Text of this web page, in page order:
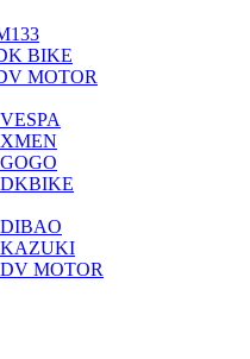
BIKE
MOTOR
MOTOR